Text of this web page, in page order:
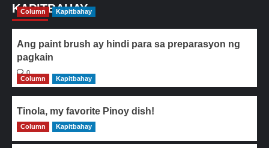
KAPITBAHAY
Column Kapitbahay
Ang paint brush ay hindi para sa preparasyon ng
pagkain
0
Column
Kapitbahay
Tinola, my favorite Pinoy dish!
0
Column Kapitbahay